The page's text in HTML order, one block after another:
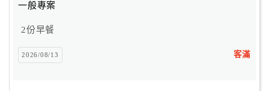
一般專案
2份早餐
2026/08/13 客滿